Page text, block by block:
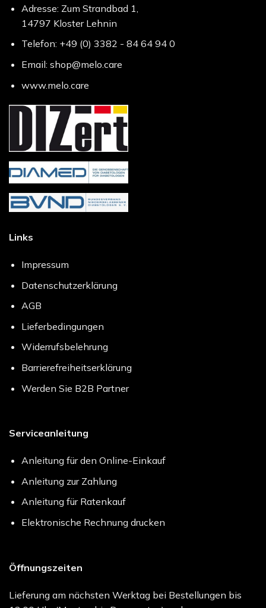
Adresse: Zum Strandbad 1,
14797 Kloster Lehnin
Telefon: +49 (0) 3382 - 84 64 94 0
Email: shop@melo.care
www.melo.care
Links
Impressum
Datenschutzerklärung
AGB
Lieferbedingungen
Widerrufsbelehrung
Barrierefreiheitserklärung
Werden Sie B2B Partner
Serviceanleitung
Anleitung für den Online-Einkauf
Anleitung zur Zahlung
Anleitung für Ratenkauf
Elektronische Rechnung drucken
Öffnungszeiten
Lieferung am nächsten Werktag bei Bestellungen bis